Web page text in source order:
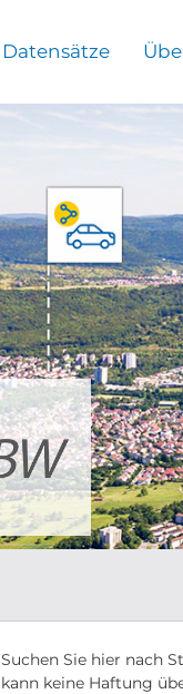
Datensätze
Suchen Sie hier nach
kann keine Haftung